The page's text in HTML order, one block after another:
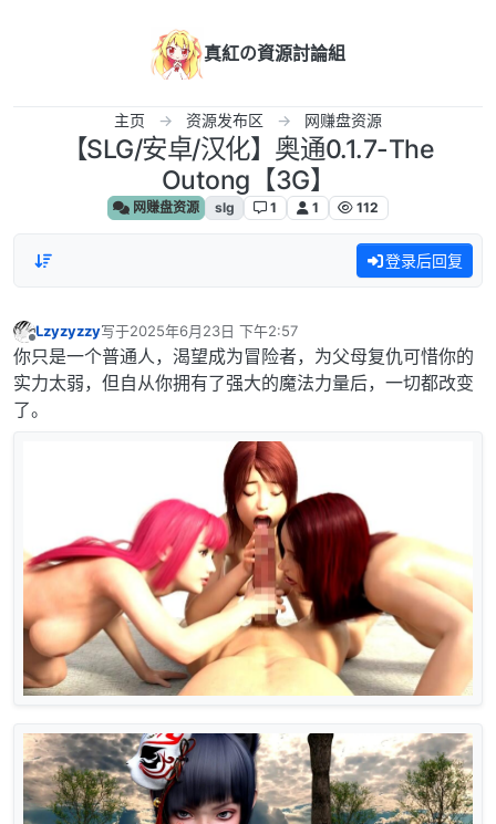
真紅の資源討論組
主页 资源发布区 网赚盘资源
【SLG/安卓/汉化】奥通0.1.7-The
Outong【3G】
网赚盘资源 slg 1 1 112
登录后回复
离线
Lzyzyzzy写于2025年6月23日 下午2:57
最后由 编辑
你只是一个普通人，渴望成为冒险者，为父母复仇可惜你的
实力太弱，但自从你拥有了强大的魔法力量后，一切都改变
了。